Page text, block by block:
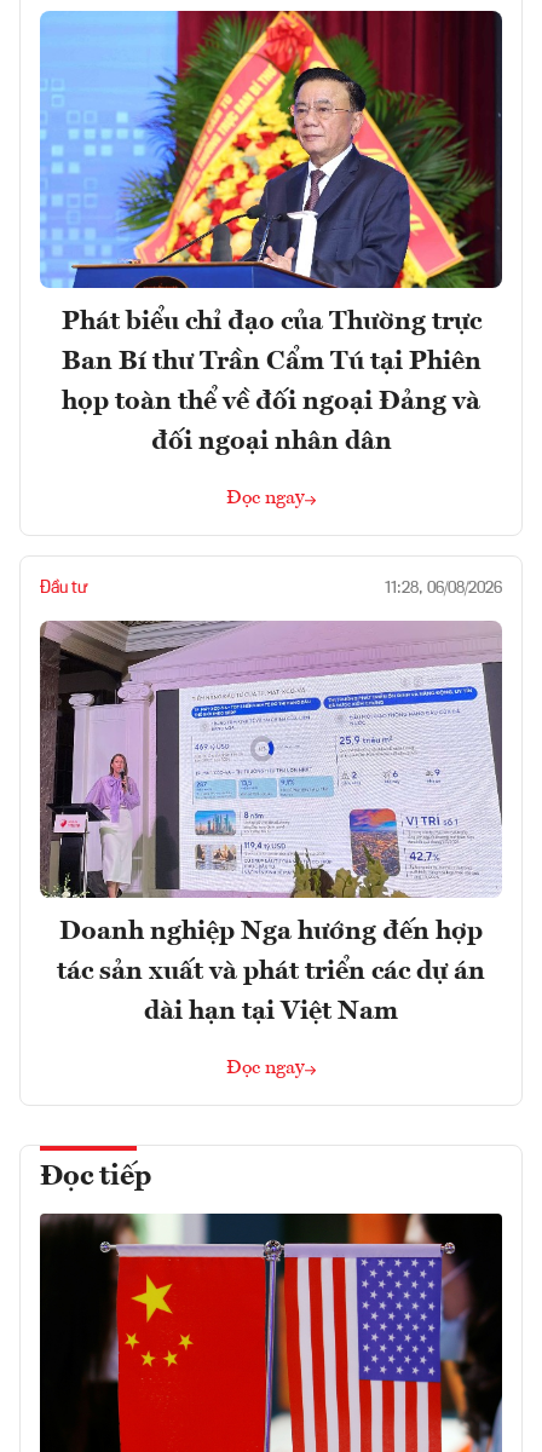
Phát biểu chỉ đạo của Thường trực
Ban Bí thư Trần Cẩm Tú tại Phiên
họp toàn thể về đối ngoại Đảng và
đối ngoại nhân dân
Đọc ngay
Đầu tư 11:28, 06/08/2026
Doanh nghiệp Nga hướng đến hợp
tác sản xuất và phát triển các dự án
dài hạn tại Việt Nam
Đọc ngay
Đọc tiếp